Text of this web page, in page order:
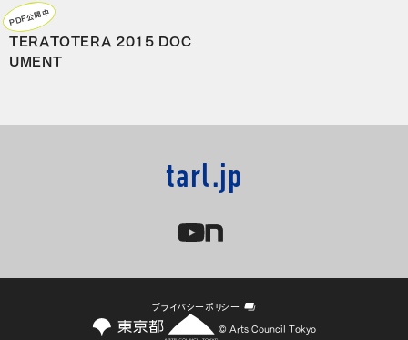
TERATOTERA 2015 DOC
UMENT
PDF公開中
tarl.jp
プライバシーポリシー
© Arts Council Tokyo